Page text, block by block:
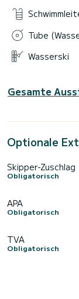
Tube
Wasserski
Gesamte
Optionale
Skipper-Zuschlag
Obligatorisch
APA
Obligatorisch
TVA
Obligatorisch